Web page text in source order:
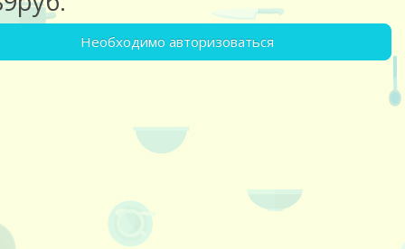
Необходимо авторизоваться